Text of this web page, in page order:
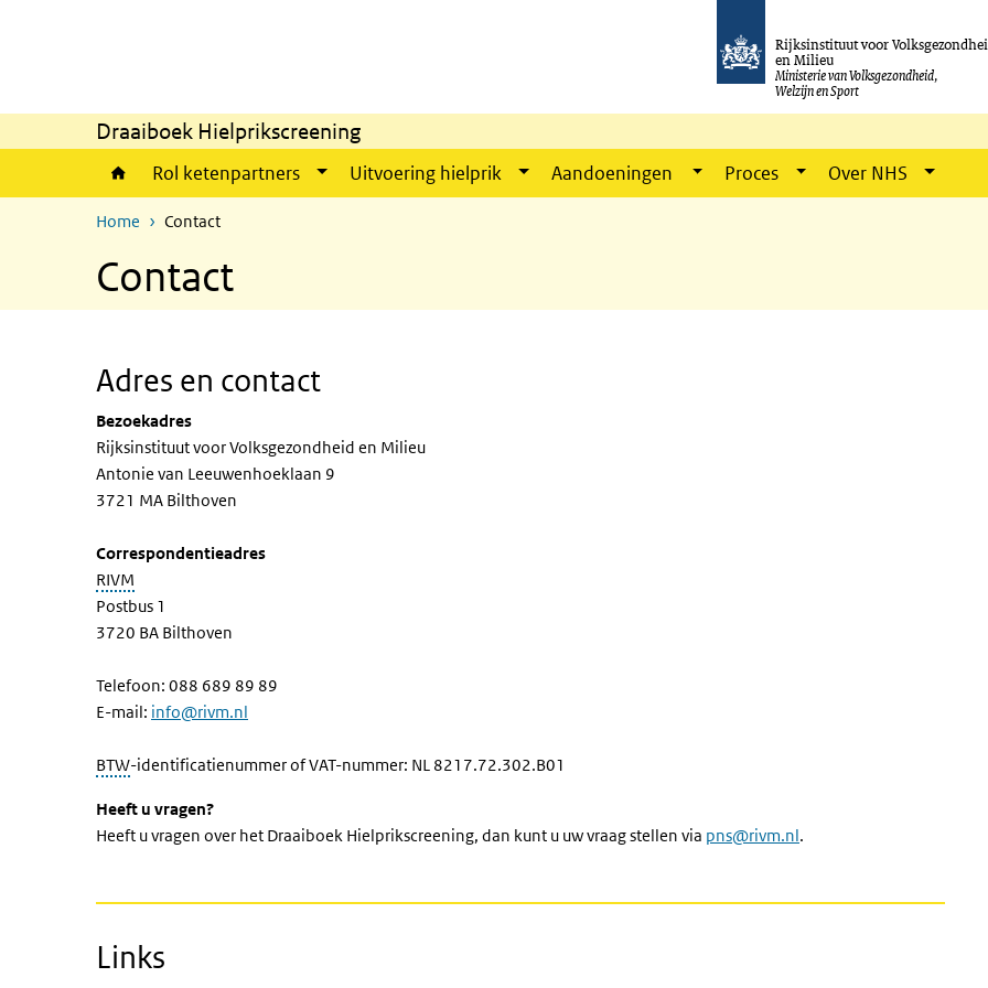
Rijksinstituut voor
en Milieu
Ministerie van Volksgezondheid,
Welzijn en Sport
Draaiboek Hielprikscreening
Rol ketenpartners Uitvoering hielprik Aandoeningen Proces Over NHS
Home Contact
Contact
Adres en contact
Bezoekadres
Rijksinstituut voor Volksgezondheid en Milieu
Antonie van Leeuwenhoeklaan 9
3721 MA Bilthoven
Correspondentieadres
RIVM
Postbus 1
3720 BA Bilthoven
Telefoon: 088 689 89 89
E-mail: info@rivm.nl
BTW-identificatienummer of VAT-nummer: NL 8217.72.302.B01
Heeft u vragen?
Heeft u vragen over het Draaiboek Hielprikscreening, dan kunt u uw vraag stellen via pns@rivm.nl.
Links